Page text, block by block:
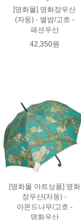
[명화몰] 명화장우산
(자동) - 별밤/고흐 -
패션우산
42,350원
[명화몰 아트상품] 명화
장우산(자동) -
아몬드나무/고흐 -
명화우산